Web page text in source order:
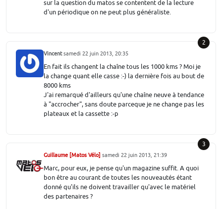
sur la question du matos se contentent de la lecture
d'un périodique on ne peut plus généraliste.
2
Vincentsamedi 22 juin 2013, 20:35
En fait ils changent la chaîne tous les 1000 kms ? Moi je
la change quant elle casse :-) la dernière fois au bout de
8000 kms
J'ai remarqué d'ailleurs qu'une chaîne neuve à tendance
à "accrocher", sans doute parceque je ne change pas les
plateaux et la cassette :-p
3
Guillaume [Matos Vélo] samedi 22 juin 2013, 21:39
Marc, pour eux, je pense qu'un magazine suffit. A quoi
bon être au courant de toutes les nouveautés étant
donné qu'ils ne doivent travailler qu'avec le matériel
des partenaires ?